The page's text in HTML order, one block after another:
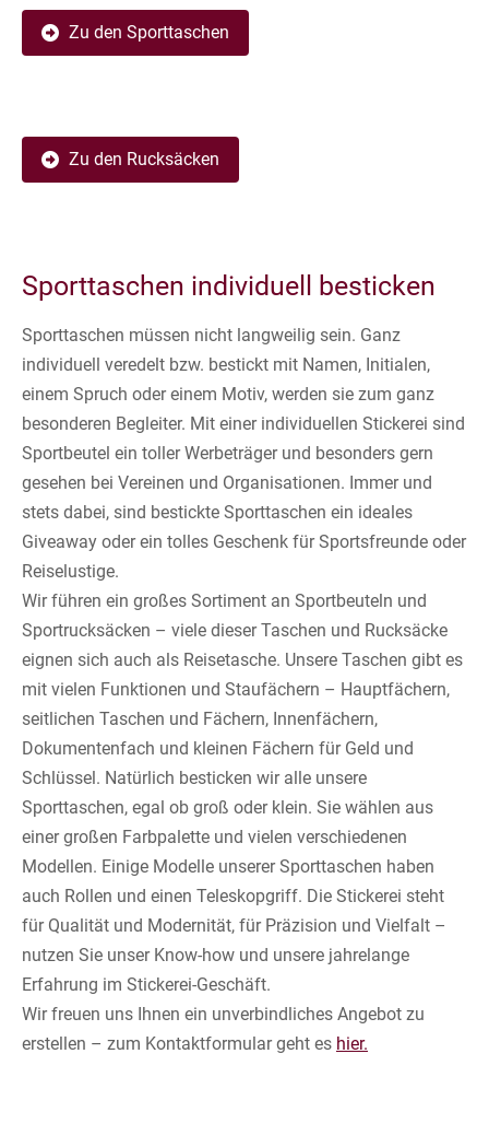
Zu den Sporttaschen
Zu den Rucksäcken
Sporttaschen individuell besticken
Sporttaschen müssen nicht langweilig sein. Ganz
individuell veredelt bzw. bestickt mit Namen, Initialen,
einem Spruch oder einem Motiv, werden sie zum ganz
besonderen Begleiter. Mit einer individuellen Stickerei sind
Sportbeutel ein toller Werbeträger und besonders gern
gesehen bei Vereinen und Organisationen. Immer und
stets dabei, sind bestickte Sporttaschen ein ideales
Giveaway oder ein tolles Geschenk für Sportsfreunde oder
Reiselustige.
Wir führen ein großes Sortiment an Sportbeuteln und
Sportrucksäcken – viele dieser Taschen und Rucksäcke
eignen sich auch als Reisetasche. Unsere Taschen gibt es
mit vielen Funktionen und Staufächern – Hauptfächern,
seitlichen Taschen und Fächern, Innenfächern,
Dokumentenfach und kleinen Fächern für Geld und
Schlüssel. Natürlich besticken wir alle unsere
Sporttaschen, egal ob groß oder klein. Sie wählen aus
einer großen Farbpalette und vielen verschiedenen
Modellen. Einige Modelle unserer Sporttaschen haben
auch Rollen und einen Teleskopgriff. Die Stickerei steht
für Qualität und Modernität, für Präzision und Vielfalt –
nutzen Sie unser Know-how und unsere jahrelange
Erfahrung im Stickerei-Geschäft.
Wir freuen uns Ihnen ein unverbindliches Angebot zu
erstellen – zum Kontaktformular geht es hier.